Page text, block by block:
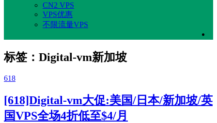
CN2 VPS
VPS优惠
不限流量VPS
标签：Digital-vm新加坡
618
[618]Digital-vm大促:美国/日本/新加坡/英
国VPS全场4折低至$4/月